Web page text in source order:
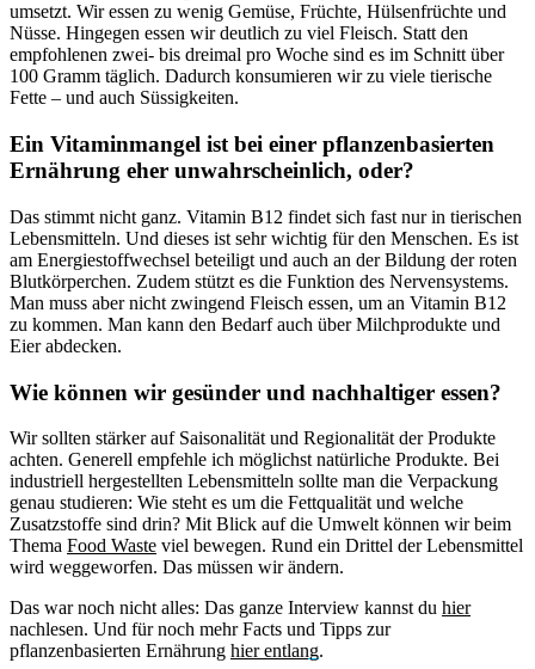
umsetzt. Wir essen zu wenig Gemüse, Früchte, Hülsenfrüchte und
Nüsse. Hingegen essen wir deutlich zu viel Fleisch. Statt den
empfohlenen zwei- bis dreimal pro Woche sind es im Schnitt über
100 Gramm täglich. Dadurch konsumieren wir zu viele tierische
Fette – und auch Süssigkeiten.
Ein Vitaminmangel ist bei einer pflanzenbasierten
Ernährung eher unwahrscheinlich, oder?
Das stimmt nicht ganz. Vitamin B12 findet sich fast nur in tierischen
Lebensmitteln. Und dieses ist sehr wichtig für den Menschen. Es ist
am Energiestoffwechsel beteiligt und auch an der Bildung der roten
Blutkörperchen. Zudem stützt es die Funktion des Nervensystems.
Man muss aber nicht zwingend Fleisch essen, um an Vitamin B12
zu kommen. Man kann den Bedarf auch über Milchprodukte und
Eier abdecken.
Wie können wir gesünder und nachhaltiger essen?
Wir sollten stärker auf Saisonalität und Regionalität der Produkte
achten. Generell empfehle ich möglichst natürliche Produkte. Bei
industriell hergestellten Lebensmitteln sollte man die Verpackung
genau studieren: Wie steht es um die Fettqualität und welche
Zusatzstoffe sind drin? Mit Blick auf die Umwelt können wir beim
Thema Food Waste viel bewegen. Rund ein Drittel der Lebensmittel
wird weggeworfen. Das müssen wir ändern.
Das war noch nicht alles: Das ganze Interview kannst du hier
nachlesen. Und für noch mehr Facts und Tipps zur
pflanzenbasierten Ernährung hier entlang.